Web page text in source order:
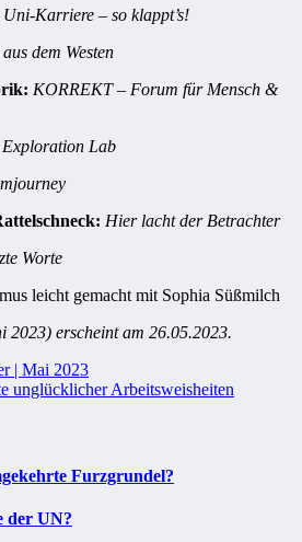
Uni-Karriere – so klappt’s!
dem Westen
KORREKT – Forum für Mensch &
Lab
Hier lacht der Betrachter
Worte
leicht gemacht mit Sophia Süßmilch
2023) erscheint am 26.05.2023.
| Mai 2023
unglücklicher Arbeitsweisheiten
Furzgrundel?
der UN?